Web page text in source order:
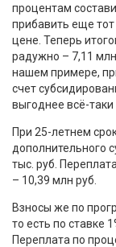
процентам
прибавить еще
цене. Теперь
радужно – 7,11
нашем примере,
счет
выгоднее всё-таки
При 25-летнем
дополнительного
тыс. руб.
– 10,39 млн руб.
Взносы же по
то есть по ставке
Переплата по